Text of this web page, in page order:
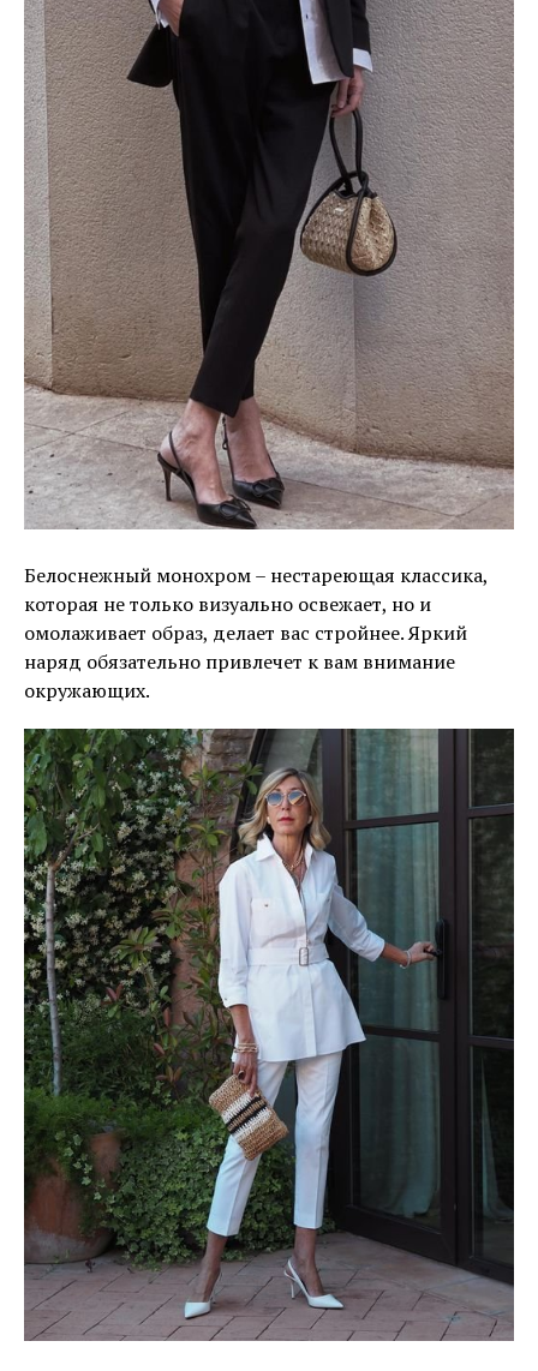
Белоснежный монохром – нестареющая классика,
которая не только визуально освежает, но и
омолаживает образ, делает вас стройнее. Яркий
наряд обязательно привлечет к вам внимание
окружающих.